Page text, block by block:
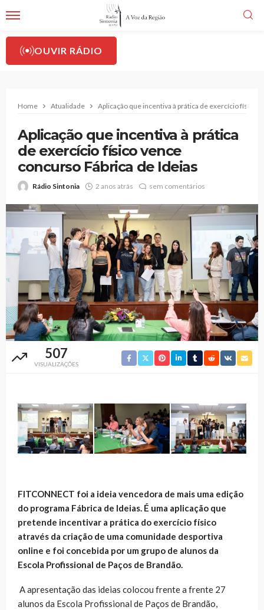
OUVIR RÁDIO
Home Atualidade Aplicação que incentiva à prática de exercício físico
Aplicação que incentiva à prática
de exercício físico vence
concurso Fábrica de Ideias
Rádio Sintonia 2 anos atrás sem comentários
507
VISUALIZAÇÕES
FITCONNECT foi a ideia vencedora de mais uma edição
do programa Fábrica de Ideias. É uma aplicação que
pretende incentivar a prática do exercício físico
através da criação de uma comunidade desportiva
online e foi concebida por um grupo de alunos da
Escola Profissional de Paços de Brandão.
A apresentação das ideias colocou frente a frente 27
alunos da Escola Profissional de Paços de Brandão,